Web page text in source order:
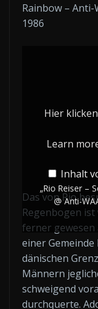
Rainbow –
1986
Hier
Learn
Inhalt
„Rio Reiser –
@ Anti-
Das von Rio
Regenbogen
ferner gewesen
einer
dänischen
Männern
schweigend
durchquerte.